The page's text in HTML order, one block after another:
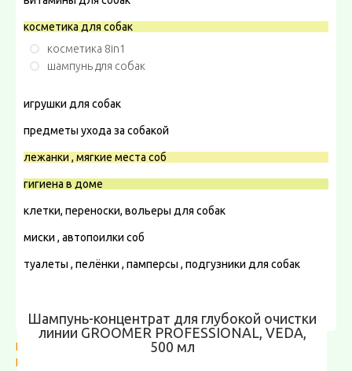
косметика для собак
косметика 8in1
шампунь для собак
игрушки для собак
предметы ухода за собакой
лежанки , мягкие места соб
гигиена в доме
клетки, переноски, вольеры для собак
миски , автопоилки соб
туалеты , пелёнки , памперсы , подгузники для собак
товары для дрессировки собак
КОШКАМ
ПТИЦАМ
Шампунь-концентрат для глубокой очистки
линии GROOMER PROFESSIONAL, VEDA,
500 мл